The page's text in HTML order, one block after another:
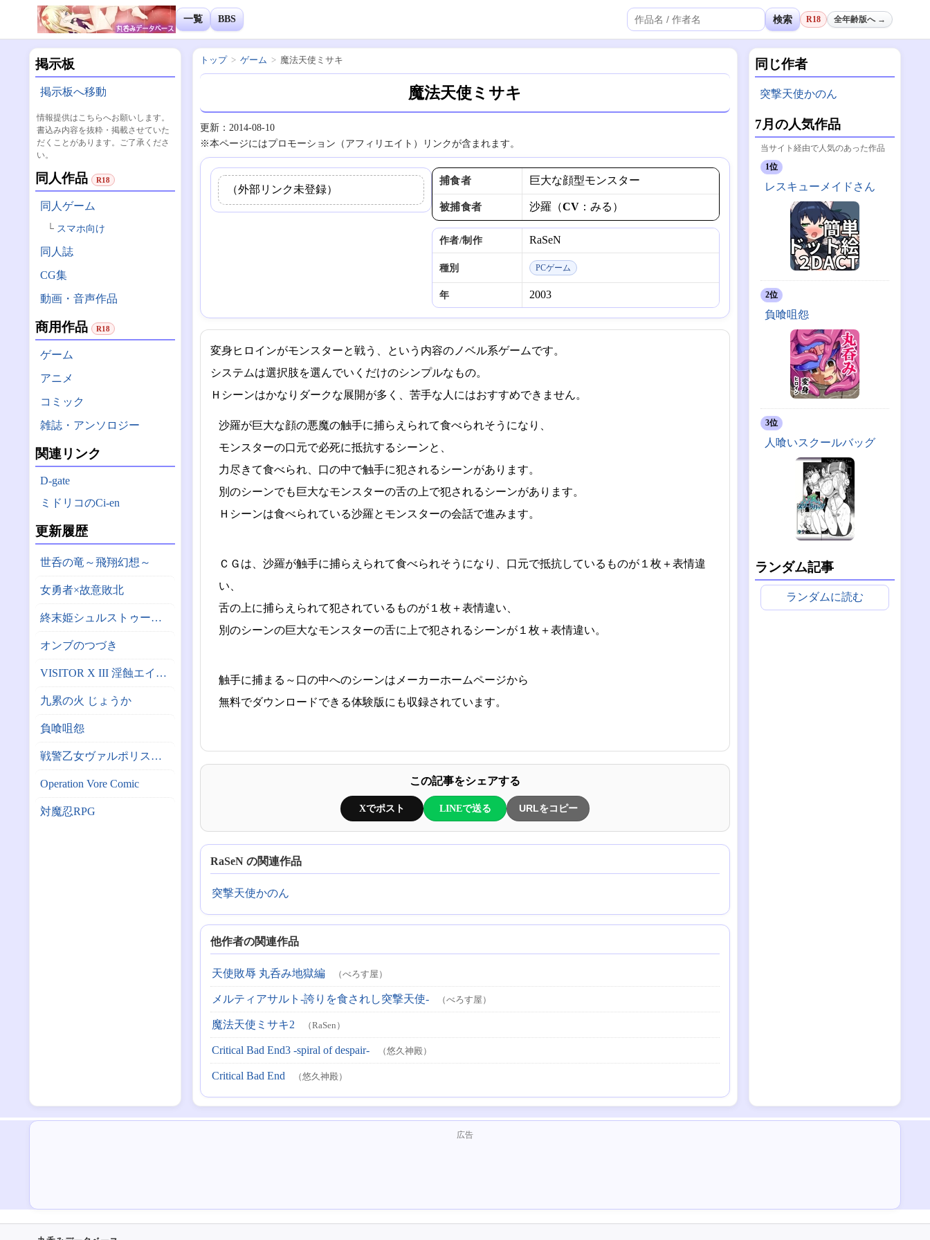
一覧 BBS 検索 R18 全年齢版へ →
掲示板
掲示板へ移動
情報提供はこちらへお願いします。
書込み内容を抜粋・掲載させていた
だくことがあります。ご了承くださ
い。
同人作品 R18
同人ゲーム
スマホ向け
同人誌
CG集
動画・音声作品
商用作品 R18
ゲーム
アニメ
コミック
雑誌・アンソロジー
関連リンク
D-gate
ミドリコのCi-en
更新履歴
世呑の竜～飛翔幻想～
女勇者×故意敗北
終末姫シュルストゥーレ -尊厳破壊シミュレーター-
オンブのつづき
VISITOR X III 淫蝕エイリアン繁殖計画
九累の火 じょうか
負喰咀怨
戦警乙女ヴァルポリス（仮）
Operation Vore Comic
対魔忍RPG
トップ ゲーム 魔法天使ミサキ
魔法天使ミサキ
更新：2014-08-10
※本ページにはプロモーション（アフィリエイト）リンクが含まれます。
（外部リンク未登録）
捕食者 巨大な顔型モンスター
被捕食者 沙羅（CV：みる）
作者/制作 RaSeN
種別 PCゲーム
年 2003
変身ヒロインがモンスターと戦う、という内容のノベル系ゲームです。
システムは選択肢を選んでいくだけのシンプルなもの。
Ｈシーンはかなりダークな展開が多く、苦手な人にはおすすめできません。
沙羅が巨大な顔の悪魔の触手に捕らえられて食べられそうになり、
モンスターの口元で必死に抵抗するシーンと、
力尽きて食べられ、口の中で触手に犯されるシーンがあります。
別のシーンでも巨大なモンスターの舌の上で犯されるシーンがあります。
Ｈシーンは食べられている沙羅とモンスターの会話で進みます。
ＣＧは、沙羅が触手に捕らえられて食べられそうになり、口元で抵抗しているものが１枚＋表情違
い、
舌の上に捕らえられて犯されているものが１枚＋表情違い、
別のシーンの巨大なモンスターの舌に上で犯されるシーンが１枚＋表情違い。
触手に捕まる～口の中へのシーンはメーカーホームページから
無料でダウンロードできる体験版にも収録されています。
この記事をシェアする
Xでポスト LINEで送る URLをコピー
RaSeN の関連作品
突撃天使かのん
他作者の関連作品
天使敗辱 丸呑み地獄編 （べろす屋）
メルティアサルト-誇りを食されし突撃天使- （べろす屋）
魔法天使ミサキ2 （RaSen）
Critical Bad End3 -spiral of despair- （悠久神殿）
Critical Bad End （悠久神殿）
同じ作者
突撃天使かのん
7月の人気作品
当サイト経由で人気のあった作品
1位
レスキューメイドさん
2位
負喰咀怨
3位
人喰いスクールバッグ
ランダム記事
ランダムに読む
広告